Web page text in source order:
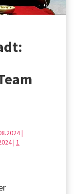
|
| 1